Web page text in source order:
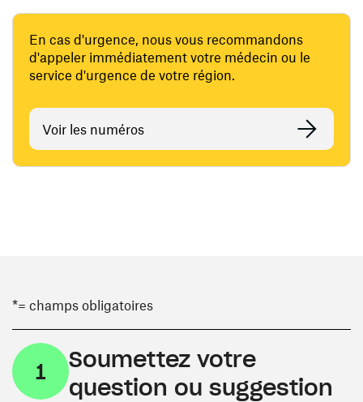
En cas d'urgence, nous vous recommandons
d'appeler immédiatement votre médecin ou le
service d'urgence de votre région.
Voir les numéros
*= champs obligatoires
1
Soumettez votre
question ou suggestion